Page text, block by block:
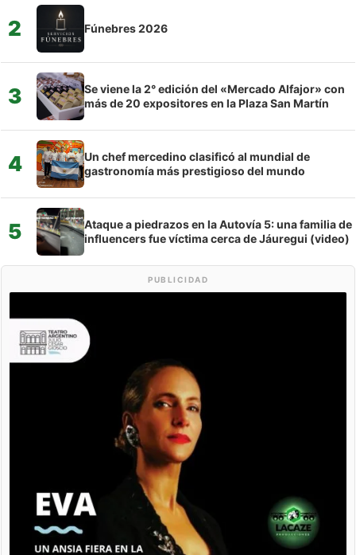
2 Fúnebres 2026
3
Se viene la 2° edición del «Mercado Alfajor» con
más de 20 expositores en la Plaza San Martín
4
Un chef mercedino clasificó al mundial de
gastronomía más prestigioso del mundo
5
Ataque a piedrazos en la Autovía 5: una familia de
influencers fue víctima cerca de Jáuregui (video)
PUBLICIDAD